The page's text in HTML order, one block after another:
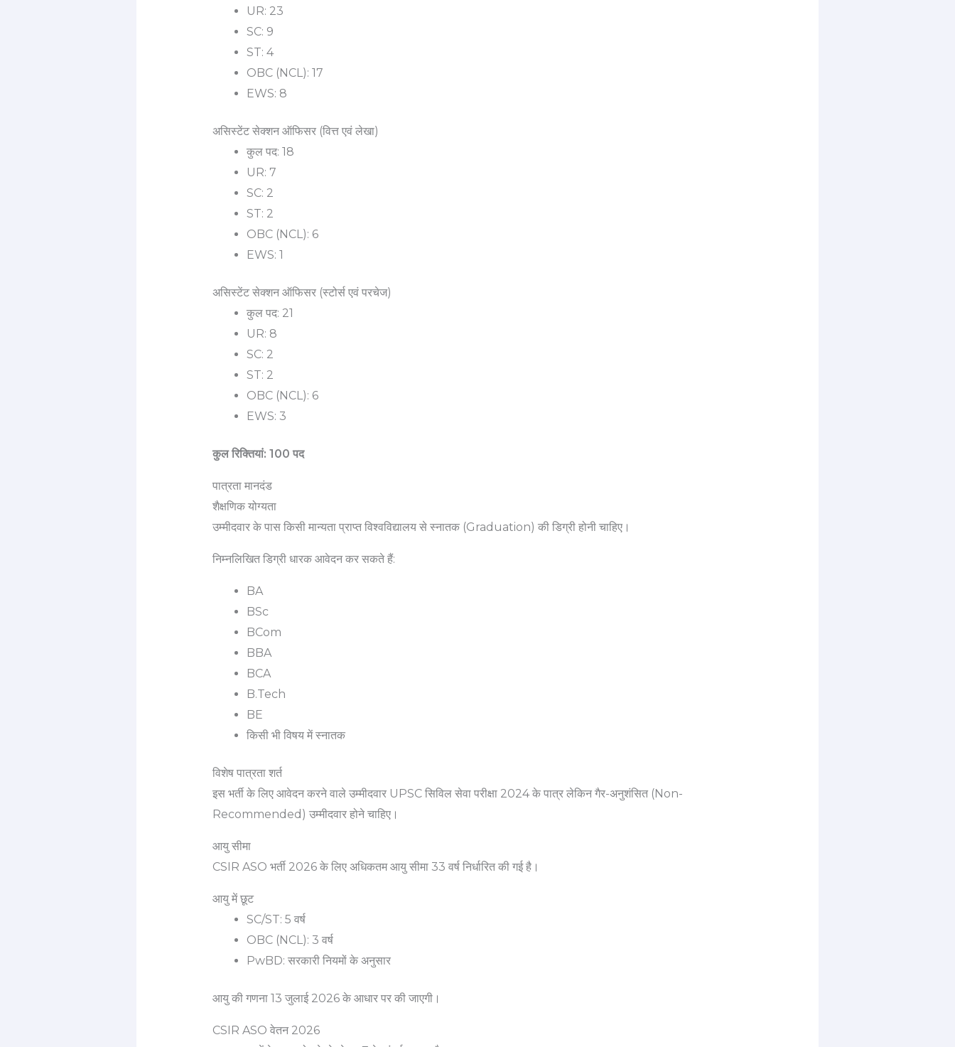
UR: 23
SC: 9
ST: 4
OBC (NCL): 17
EWS: 8
असिस्टेंट सेक्शन ऑफिसर (वित्त एवं लेखा)
कुल पद: 18
UR: 7
SC: 2
ST: 2
OBC (NCL): 6
EWS: 1
असिस्टेंट सेक्शन ऑफिसर (स्टोर्स एवं परचेज)
कुल पद: 21
UR: 8
SC: 2
ST: 2
OBC (NCL): 6
EWS: 3
कुल रिक्तियां: 100 पद
पात्रता मानदंड
शैक्षणिक योग्यता
उम्मीदवार के पास किसी मान्यता प्राप्त विश्वविद्यालय से स्नातक (Graduation) की डिग्री होनी चाहिए।
निम्नलिखित डिग्री धारक आवेदन कर सकते हैं:
BA
BSc
BCom
BBA
BCA
B.Tech
BE
किसी भी विषय में स्नातक
विशेष पात्रता शर्त
इस भर्ती के लिए आवेदन करने वाले उम्मीदवार UPSC सिविल सेवा परीक्षा 2024 के पात्र लेकिन गैर-अनुशंसित (Non-
Recommended) उम्मीदवार होने चाहिए।
आयु सीमा
CSIR ASO भर्ती 2026 के लिए अधिकतम आयु सीमा 33 वर्ष निर्धारित की गई है।
आयु में छूट
SC/ST: 5 वर्ष
OBC (NCL): 3 वर्ष
PwBD: सरकारी नियमों के अनुसार
आयु की गणना 13 जुलाई 2026 के आधार पर की जाएगी।
CSIR ASO वेतन 2026